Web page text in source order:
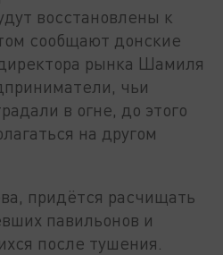
восстановлены к
сообщают донские
рынка Шамиля
чьи
в огне, до этого
на другом
придётся расчищать
павильонов и
после тушения.